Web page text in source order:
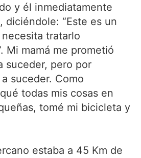
y él inmediatamente
diciéndole: “Este es un
tratarlo
Mi mamá me prometió
suceder, pero por
suceder. Como
todas mis cosas en
tomé mi bicicleta y
estaba a 45 Km de